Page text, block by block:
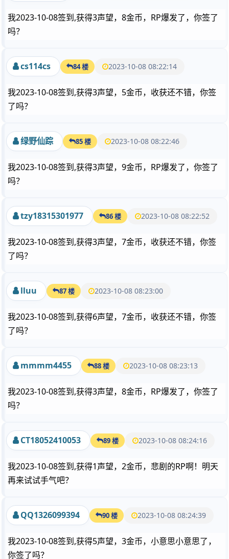
我2023-10-08签到,获得3声望，8金币，RP爆发了，你签了
吗？
cs114cs 84 楼 2023-10-08 08:22:14
我2023-10-08签到,获得3声望，5金币，收获还不错，你签
了吗？
绿野仙踪 85 楼 2023-10-08 08:22:46
我2023-10-08签到,获得3声望，9金币，RP爆发了，你签了
吗？
tzy18315301977 86 楼 2023-10-08 08:22:52
我2023-10-08签到,获得3声望，7金币，收获还不错，你签
了吗？
lluu 87 楼 2023-10-08 08:23:00
我2023-10-08签到,获得6声望，7金币，收获还不错，你签
了吗？
mmmm4455 88 楼 2023-10-08 08:23:13
我2023-10-08签到,获得3声望，8金币，RP爆发了，你签了
吗？
CT18052410053 89 楼 2023-10-08 08:24:16
我2023-10-08签到,获得1声望，2金币，悲剧的RP啊！明天
再来试试手气吧？
QQ1326099394 90 楼 2023-10-08 08:24:39
我2023-10-08签到,获得5声望，3金币，小意思小意思了，
你签了吗？